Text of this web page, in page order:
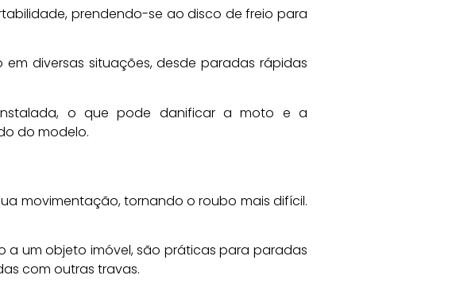
prendendo-se ao disco de freio para
diversas situações, desde paradas rápidas
o que pode danificar a moto e a
do modelo.
movimentação, tornando o roubo mais difícil.
a um objeto imóvel, são práticas para paradas
com outras travas.